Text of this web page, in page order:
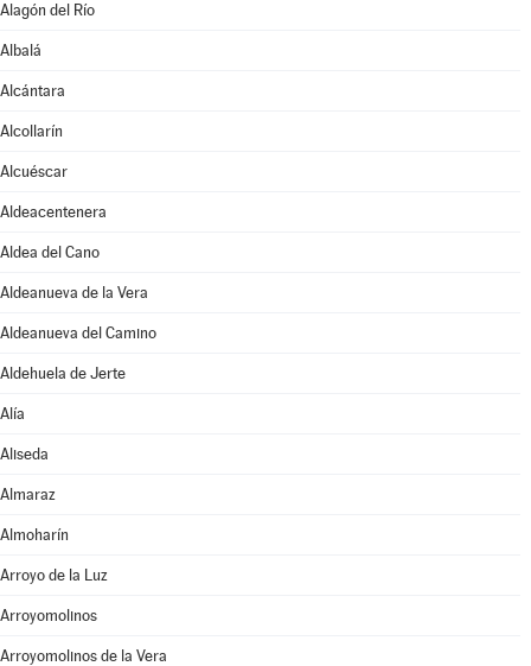
Alagón del Río
Albalá
Alcántara
Alcollarín
Alcuéscar
Aldeacentenera
Aldea del Cano
Aldeanueva de la Vera
Aldeanueva del Camino
Aldehuela de Jerte
Alía
Aliseda
Almaraz
Almoharín
Arroyo de la Luz
Arroyomolinos
Arroyomolinos de la Vera